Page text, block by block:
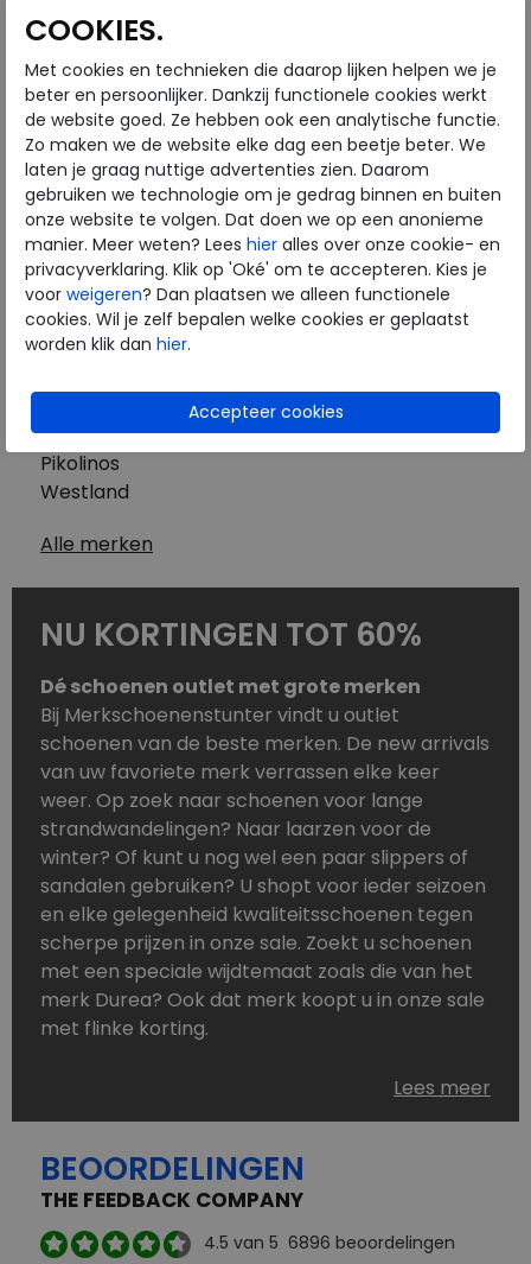
Gabor
Piedi Nudi
Pikolinos
Solidus
Think
Waldlaufer
Westland
Wolky
Herenschoenen
Australian
Birkenstock
Clarks
Mephisto
Pikolinos
Westland
Alle merken
NU KORTINGEN TOT 60%
Dé schoenen outlet met grote merken
Bij Merkschoenenstunter vindt u outlet
schoenen van de beste merken. De new arrivals
van uw favoriete merk verrassen elke keer
weer. Op zoek naar schoenen voor lange
strandwandelingen? Naar laarzen voor de
winter? Of kunt u nog wel een paar slippers of
sandalen gebruiken? U shopt voor ieder seizoen
en elke gelegenheid kwaliteitsschoenen tegen
scherpe prijzen in onze sale. Zoekt u schoenen
met een speciale wijdtemaat zoals die van het
merk Durea? Ook dat merk koopt u in onze sale
met flinke korting.
Schoenen heeft u nooit genoeg. Goedkope
schoenen, maar dus wel van topmerken,
aanbod is zo compleet dat u altijd wel een
passend paar vindt.
Welke schoenmerken vindt u in onze online
Lees meer
BEOORDELINGEN
THE FEEDBACK COMPANY
4.5 van 5 6896 beoordelingen
COOKIES.
Met cookies en technieken die daarop lijken helpen we je
beter en persoonlijker. Dankzij functionele cookies werkt
de website goed. Ze hebben ook een analytische functie.
Zo maken we de website elke dag een beetje beter. We
laten je graag nuttige advertenties zien. Daarom
gebruiken we technologie om je gedrag binnen en buiten
onze website te volgen. Dat doen we op een anonieme
manier. Meer weten? Lees hier alles over onze cookie- en
privacyverklaring. Klik op 'Oké' om te accepteren. Kies je
voor weigeren? Dan plaatsen we alleen functionele
cookies. Wil je zelf bepalen welke cookies er geplaatst
worden klik dan hier.